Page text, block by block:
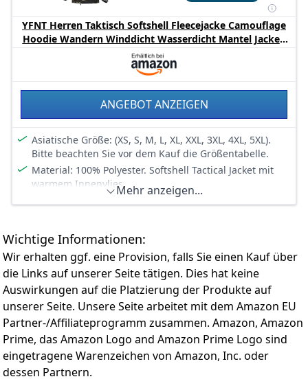
YFNT Herren Taktisch Softshell Fleecejacke Camouflage
Hoodie Wandern Winddicht Wasserdicht Mantel Jacken
Skijacke, Nacht Tarnung, L
ANGEBOT ANZEIGEN
Asiatische Größe: (XS, S, M, L, XL, XXL, 3XL, 4XL, 5XL).
Bitte beachten Sie vor dem Kauf die Größentabelle.
Material: 100% Polyester. Softshell Tactical Jacket mit
warmem Innenvlies.
Überlegenheit: Hochwertiges Material und funktionales
Design: Manschetten mit Verriegelungsdesign, die den
Wind verhindern und warm halten können; Arm
Reißverschluss Design, benutzerfreundlich, bequem
und praktisch.
Anwendungen: Die leichte Tactical Softshell Fleecejacke
eignet sich hervorragend zum Skifahren, Angeln,
Jagen, Schießen, Wandern, Camping, Militär, Armee,
Taktischen Kampf, Paintball, Airsoft und anderen
Outdoor-Sportarten.
Mehr anzeigen...
Wichtige Informationen:
Wir erhalten ggf. eine Provision, falls Sie einen Kauf über
die Links auf unserer Seite tätigen. Dies hat keine
Auswirkungen auf die Platzierung der Produkte auf
unserer Seite. Unsere Seite arbeitet mit dem Amazon EU
Partner-/Affiliateprogramm zusammen. Amazon, Amazon
Prime, das Amazon Logo and Amazon Prime Logo sind
eingetragene Warenzeichen von Amazon, Inc. oder
dessen Partnern.